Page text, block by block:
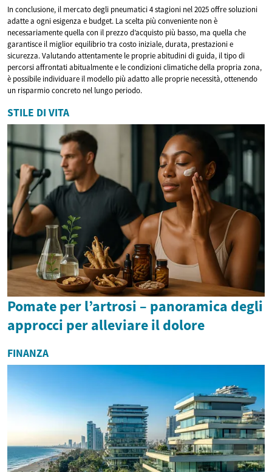
In conclusione, il mercato degli pneumatici 4 stagioni nel 2025 offre soluzioni
adatte a ogni esigenza e budget. La scelta più conveniente non è
necessariamente quella con il prezzo d’acquisto più basso, ma quella che
garantisce il miglior equilibrio tra costo iniziale, durata, prestazioni e
sicurezza. Valutando attentamente le proprie abitudini di guida, il tipo di
percorsi affrontati abitualmente e le condizioni climatiche della propria zona,
è possibile individuare il modello più adatto alle proprie necessità, ottenendo
un risparmio concreto nel lungo periodo.
STILE DI VITA
Pomate per l’artrosi – panoramica degli
approcci per alleviare il dolore
FINANZA